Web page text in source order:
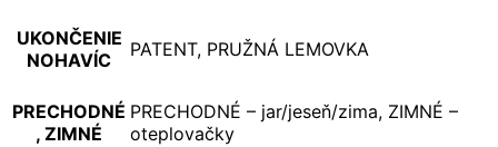
UKONČENIE
NOHAVÍC
PATENT, PRUŽNÁ LEMOVKA
PRECHODNÉ
, ZIMNÉ
PRECHODNÉ – jar/jeseň/zima, ZIMNÉ –
oteplovačky